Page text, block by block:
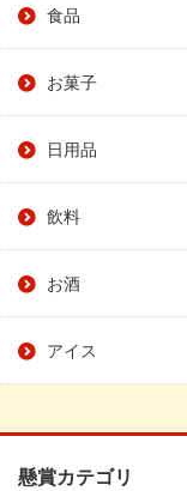
食品
お菓子
日用品
飲料
お酒
アイス
懸賞カテゴリ